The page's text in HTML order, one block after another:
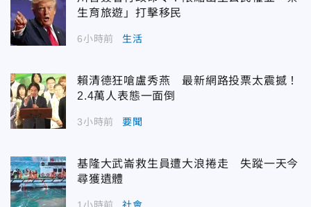
生育旅遊」打擊移民
6小時前 生活
賴清德狂嗆盧秀燕 最新網路投票太震撼！
2.4萬人表態一面倒
3小時前 要聞
基隆大武崙救生員遭大浪捲走 失蹤一天今
尋獲遺體
1小時前 社會